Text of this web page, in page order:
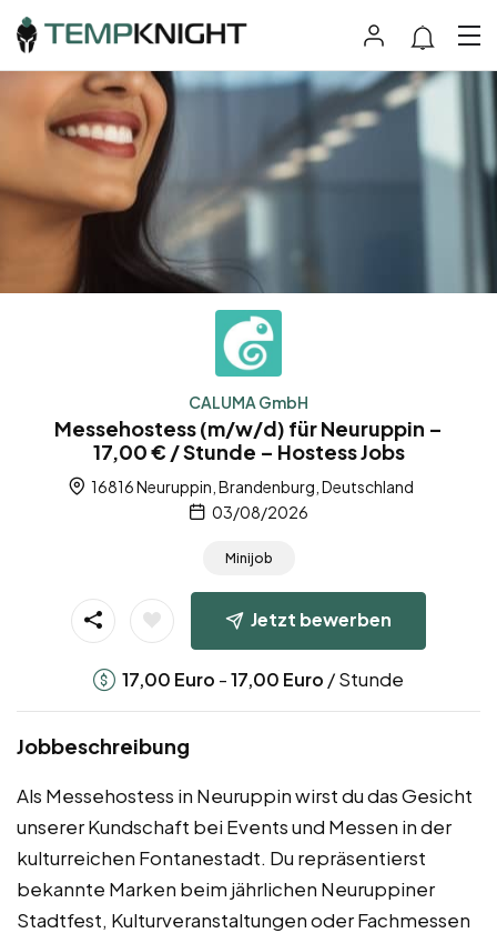
CALUMA GmbH
Messehostess (m/w/d) für Neuruppin –
17,00 € / Stunde – Hostess Jobs
16816 Neuruppin, Brandenburg, Deutschland
03/08/2026
Minijob
Jetzt bewerben
17,00 Euro -17,00 Euro / Stunde
Jobbeschreibung
Als Messehostess in Neuruppin wirst du das Gesicht
unserer Kundschaft bei Events und Messen in der
kulturreichen Fontanestadt. Du repräsentierst
bekannte Marken beim jährlichen Neuruppiner
Stadtfest, Kulturveranstaltungen oder Fachmessen